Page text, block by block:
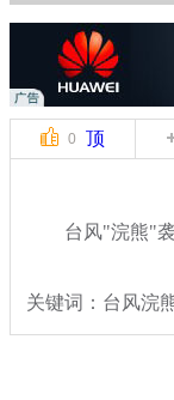
0 顶
台风"浣熊"袭
关键词：台风浣